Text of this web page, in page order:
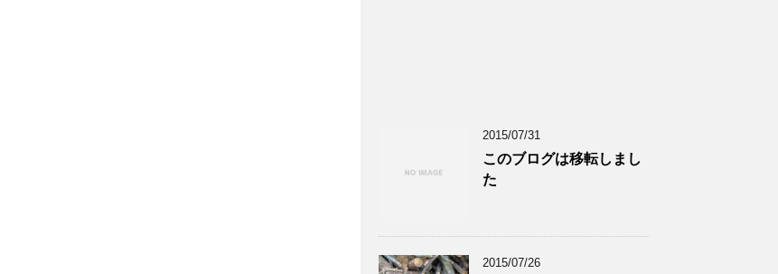
2015/07/31
このブログは移転しまし
た
2015/07/26